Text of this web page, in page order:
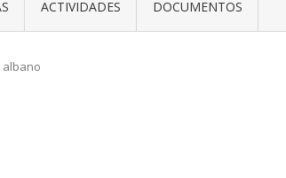
ACTIVIDADES DOCUMENTOS
albano